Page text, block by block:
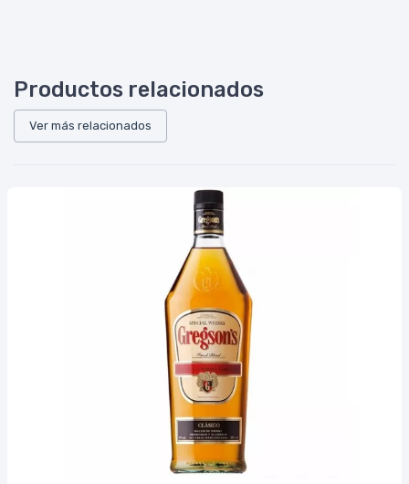
Productos relacionados
Ver más relacionados